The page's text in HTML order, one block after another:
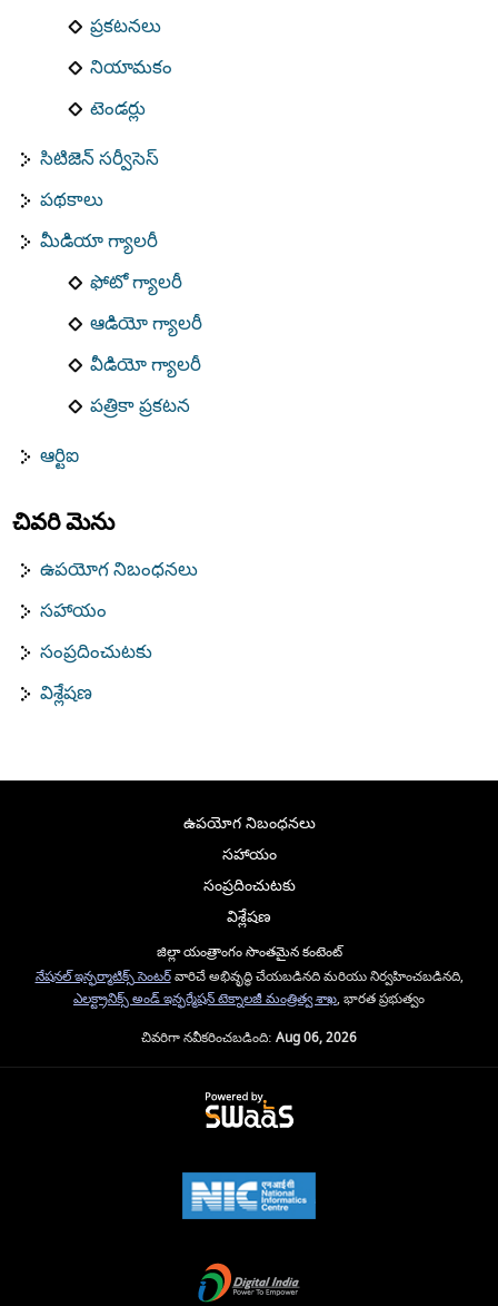
ప్రకటనలు
నియామకం
టెండర్లు
సిటిజెన్ సర్వీసెస్
పథకాలు
మీడియా గ్యాలరీ
ఫోటో గ్యాలరీ
ఆడియో గ్యాలరీ
వీడియో గ్యాలరీ
పత్రికా ప్రకటన
ఆర్టిఐ
చివరి మెను
ఉపయోగ నిబంధనలు
సహాయం
సంప్రదించుటకు
విశ్లేషణ
ఉపయోగ నిబంధనలు
సహాయం
సంప్రదించుటకు
విశ్లేషణ
జిల్లా యంత్రాంగం సొంతమైన కంటెంట్
నేషనల్ ఇన్ఫర్మాటిక్స్ సెంటర్వారిచే అభివృద్ధి చేయబడినది మరియు నిర్వహించబడినది,
ఎలక్ట్రానిక్స్ అండ్ ఇన్ఫర్మేషన్ టెక్నాలజీ మంత్రిత్వ శాఖ, భారత ప్రభుత్వం
చివరిగా నవీకరించబడింది: Aug 06, 2026